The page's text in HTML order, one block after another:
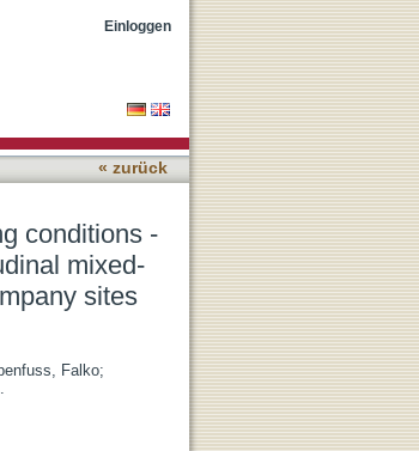
at six
Einloggen
« zurück
conditions -
mixed-
sites
Falko;